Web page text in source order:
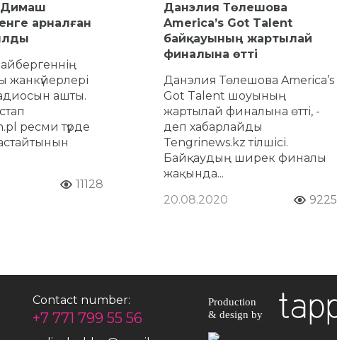
арналған
жанкүйерлері
ашты.
ресми түрде
11128
Данэлия Төлешова
America’s Got Talent
байқауының жартылай
финалына өтті
Данэлия Төлешова America’s
Got Talent шоуының
жартылай финалына өтті, -
деп хабарлайды
Tengrinews.kz тілшісі.
Байқаудың ширек финалы
жақында...
20.08.2020
9225
Contact number:
+7 771 799 55 56